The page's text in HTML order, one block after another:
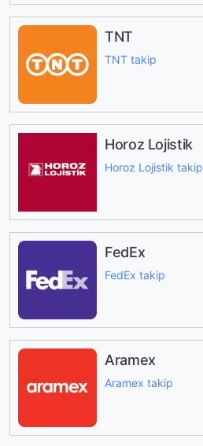
TNT
TNT takip
Horoz Lojistik
Horoz Lojistik takip
FedEx
FedEx takip
Aramex
Aramex takip